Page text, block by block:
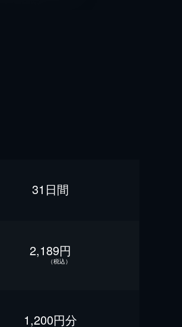
31日間
2,189円
（税込）
1,200円分